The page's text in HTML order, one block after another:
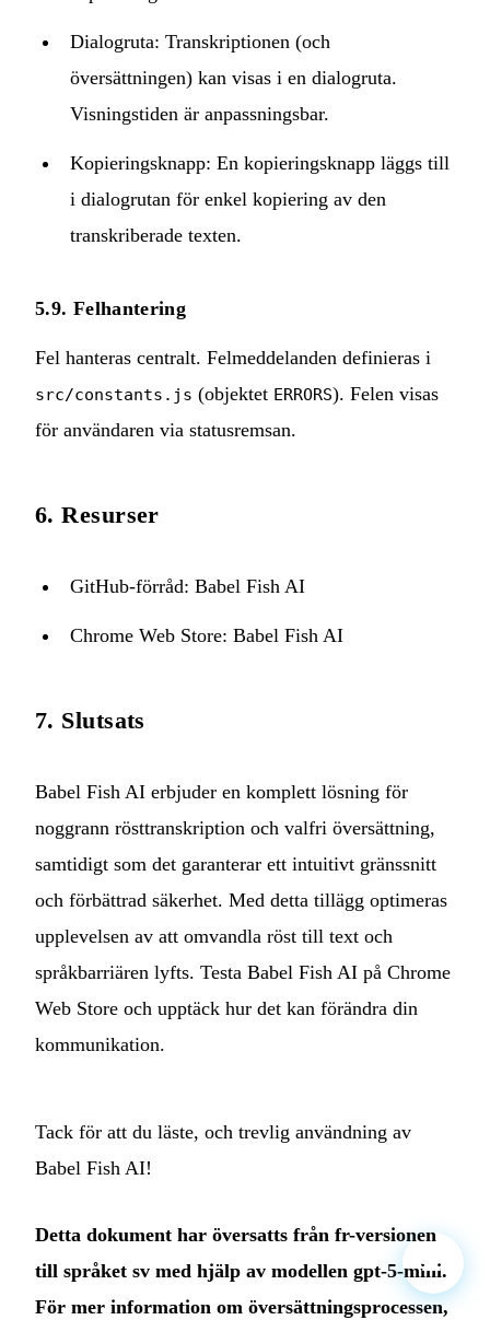
Dialogruta: Transkriptionen (och
översättningen) kan visas i en dialogruta.
Visningstiden är anpassningsbar.
Kopieringsknapp: En kopieringsknapp läggs till
i dialogrutan för enkel kopiering av den
transkriberade texten.
5.9. Felhantering
Fel hanteras centralt. Felmeddelanden definieras i
src/constants.js (objektet ERRORS). Felen visas
för användaren via statusremsan.
6. Resurser
GitHub-förråd: Babel Fish AI
Chrome Web Store: Babel Fish AI
7. Slutsats
Babel Fish AI erbjuder en komplett lösning för
noggrann rösttranskription och valfri översättning,
samtidigt som det garanterar ett intuitivt gränssnitt
och förbättrad säkerhet. Med detta tillägg optimeras
upplevelsen av att omvandla röst till text och
språkbarriären lyfts. Testa Babel Fish AI på Chrome
Web Store och upptäck hur det kan förändra din
kommunikation.
Tack för att du läste, och trevlig användning av
Babel Fish AI!
Detta dokument har översatts från fr-versionen
till språket sv med hjälp av modellen gpt-5-mini.
För mer information om översättningsprocessen,